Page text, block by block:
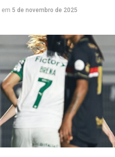
em 5 de novembro de 2025